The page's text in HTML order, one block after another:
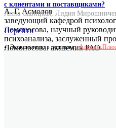
А. Г. Асмолов
заведующий кафедрой
Ломоносова, научный
психоанализа, заслуженный
Ломоносова, академик РАО
с клиентами и поставщиками?
Анна Савицкая, Лидия
Перейти
Эксклюзивно в подписке